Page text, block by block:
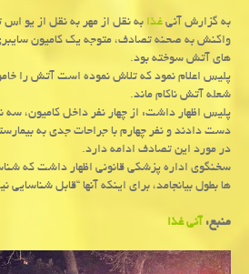
به گزارش آنیغذابه نقل از مهر به نقل از یو اس
واکنش به صحنه تصادف، متوجه یک کامیون
های آتش سوخته بود.
پلیس اعلام نمود که تلاش نموده است آتش را
شعله آتش ناکام ماند.
پلیس اظهار داشت: از چهار نفر داخل کامیون، سه
دست دادند و نفر چهارم با جراحات جدی به
در مورد این تصادف ادامه دارد.
سخنگوی اداره پزشکی قانونی اظهار داشت که
ها بطول بیانجامد، برای اینکه آنها “قابل شناسایی
منبع:آنی غذا